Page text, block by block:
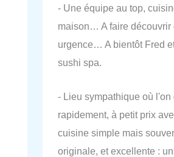
- Une équipe au top,
maison… A faire découvrir
urgence… A bientôt Fred
sushi spa.
- Lieu sympathique où l'on
rapidement, à petit prix
cuisine simple mais
originale, et excellente :